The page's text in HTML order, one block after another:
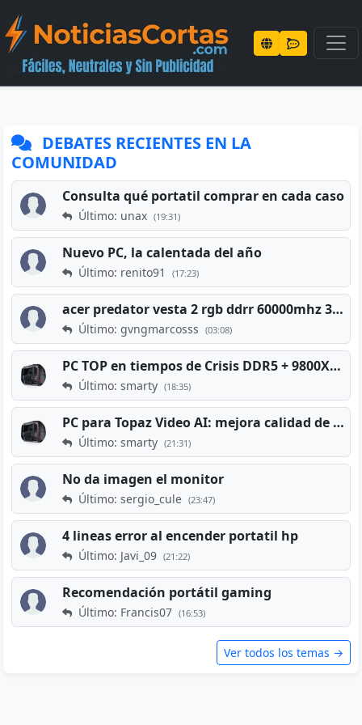
DEBATES RECIENTES EN LA
COMUNIDAD
Consulta qué portatil comprar en cada caso
Último: unax (19:31)
Nuevo PC, la calentada del año
Último: renito91 (17:23)
acer predator vesta 2 rgb ddrr 60000mhz 32gb x2 16gb
Último: gvngmarcosss (03:08)
PC TOP en tiempos de Crisis DDR5 + 9800X3D + RTX 5080 [2026][2400€]
Último: smarty (18:35)
PC para Topaz Video AI: mejora calidad de vídeos viejos
Último: smarty (21:31)
No da imagen el monitor
Último: sergio_cule (23:47)
4 lineas error al encender portatil hp
Último: Javi_09 (21:22)
Recomendación portátil gaming
Último: Francis07 (16:53)
Ver todos los temas →